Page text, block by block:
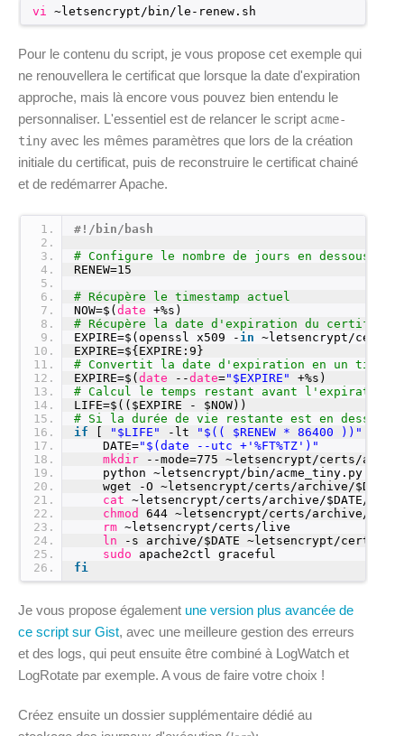
vi ~letsencrypt/bin/le-renew .sh
Pour le contenu du script, je vous propose cet exemple qui
ne renouvellera le certificat que lorsque la date d'expiration
approche, mais là encore vous pouvez bien entendu le
personnaliser. L'essentiel est de relancer le script acme-
tiny avec les mêmes paramètres que lors de la création
initiale du certificat, puis de reconstruire le certificat chainé
et de redémarrer Apache.
1
2
3
4
5
6
7
8
9
10
11
12
13
14
15
16
17
18
19
20
21
22
23
24
25
26
#!/bin/bash
# Configure le nombre de jours en dessous
RENEW=15
# Récupère le timestamp actuel
NOW=$(date
+%s)
# Récupère la date d'expiration du certificat
EXPIRE=$(openssl x509 -in ~letsencrypt/certs/
EXPIRE=${EXPIRE:9}
# Convertit la date d'expiration en un
EXPIRE=$(date --date="$EXPIRE"
+%s)
# Calcul le temps restant avant l'expiration
LIFE=$(($EXPIRE - $NOW))
# Si la durée de vie restante est en dessous du
if
"$LIFE" -lt "$(( $RENEW * 86400 ))"
DATE="$(date --utc +'%FT%TZ')"
mkdir
--mode=775 ~letsencrypt/certs/
python ~letsencrypt/bin/acme_tiny .py --
wget -O ~letsencrypt/certs/archive/$DATE
cat
~letsencrypt/certs/archive/$DATE/
chmod
644 ~letsencrypt/certs/archive/
rm ~letsencrypt/certs/live
ln
-s archive/$DATE ~letsencrypt/certs/
sudo
apache2ctl graceful
fi
Je vous propose également une version plus avancée de
ce script sur Gist, avec une meilleure gestion des erreurs
et des logs, qui peut ensuite être combiné à LogWatch et
LogRotate par exemple. A vous de faire votre choix !
Créez ensuite un dossier supplémentaire dédié au